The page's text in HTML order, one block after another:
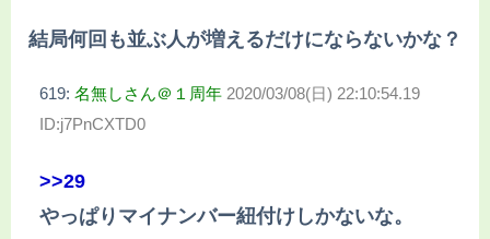
結局何回も並ぶ人が増えるだけにならないかな？
619: 名無しさん＠１周年 2020/03/08(日) 22:10:54.19
ID:j7PnCXTD0
>>29
やっぱりマイナンバー紐付けしかないな。